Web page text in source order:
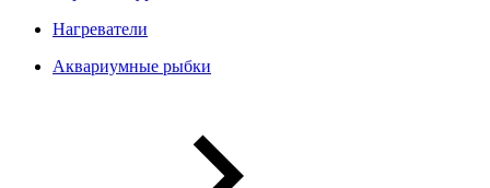
Нагреватели
Аквариумные рыбки